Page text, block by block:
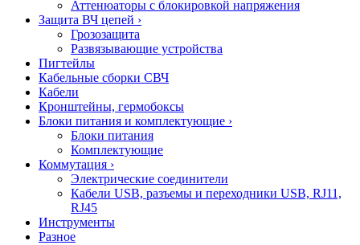
Аттенюаторы с блокировкой напряжения
Защита ВЧ цепей ›
Грозозащита
Развязывающие устройства
Пигтейлы
Кабельные сборки СВЧ
Кабели
Кронштейны, гермобоксы
Блоки питания и комплектующие ›
Блоки питания
Комплектующие
Коммутация ›
Электрические соединители
Кабели USB, разъемы и переходники USB, RJ11,
RJ45
Инструменты
Разное